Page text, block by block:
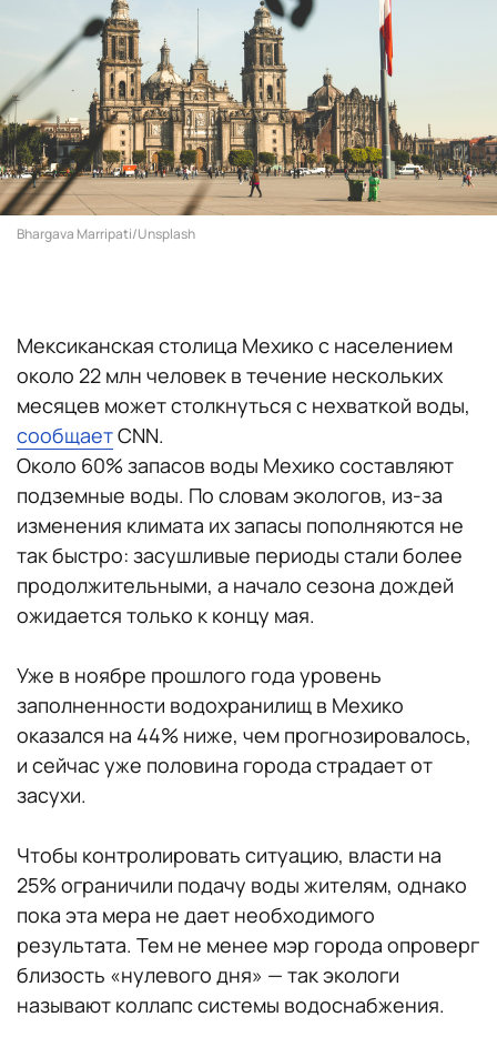
Bhargava Marripati/Unsplash
Мексиканская столица Мехико с населением
около 22 млн человек в течение нескольких
месяцев может столкнуться с нехваткой воды,
сообщаетCNN.
Около 60% запасов воды Мехико составляют
подземные воды. По словам экологов, из-за
изменения климата их запасы пополняются не
так быстро: засушливые периоды стали более
продолжительными, а начало сезона дождей
ожидается только к концу мая.
Уже в ноябре прошлого года уровень
заполненности водохранилищ в Мехико
оказался на 44% ниже, чем прогнозировалось,
и сейчас уже половина города страдает от
засухи.
Чтобы контролировать ситуацию, власти на
25% ограничили подачу воды жителям, однако
пока эта мера не дает необходимого
результата. Тем не менее мэр города опроверг
близость «нулевого дня» — так экологи
называют коллапс системы водоснабжения.